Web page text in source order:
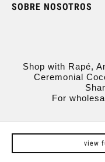
SOBRE NOSOTROS
Shop with Rapé,
Ceremonial
For
view